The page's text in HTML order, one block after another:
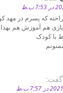
راحته که پسرم در
بازی هم آموزش هم
با کودک
گفت: